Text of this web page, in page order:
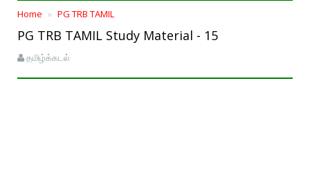
Home PG TRB TAMIL
PG TRB TAMIL Study Material - 15
தமிழ்க்கடல்